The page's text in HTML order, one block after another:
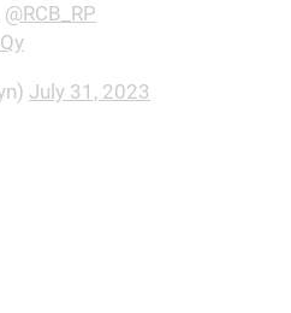
@RCB_RP
July 31, 2023